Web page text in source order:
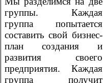
группы. Каждая
группа попытается
составить свой бизнес-
план создания и
развития своего
предприятия. Каждая
группа получит